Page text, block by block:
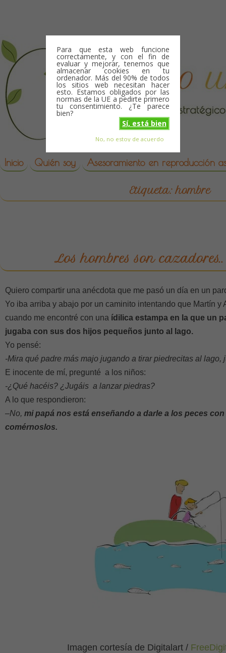
Para que esta web funcione
correctamente, y con el fin de
evaluar y mejorar, tenemos que
almacenar cookies en tu
ordenador. Más del 90% de todos
los sitios web necesitan hacer
esto. Estamos obligados por las
normas de la UE a pedirte primero
tu consentimiento. ¿Te parece
bien?
Sí, está bien
No, no estoy de acuerdo
reproduccion asistida
Skip to content
Inicio Quién soy Asesoramiento en reproducción
Etiqueta:hombre
Los hombres son
Quiero compartir una anécdota que me pasó un día en un
Yo iba arriba y abajo por un caminito intentando que Martín y
cuando me encontré con una ídilica estampa en la que un
jugaba con sus dos hijos pequeños junto al lago.
Yo pensé:
-Mira qué padre más majo jugando a tirar piedrecitas al
E inocente de mí, pregunté a los niños:
-¿Qué hacéis? ¿Jugáis a lanzar piedras?
A lo que respondieron:
–No, mi papá nos está enseñando a darle a los peces
comérnoslos.
Imagen cortesía de Digitalart /